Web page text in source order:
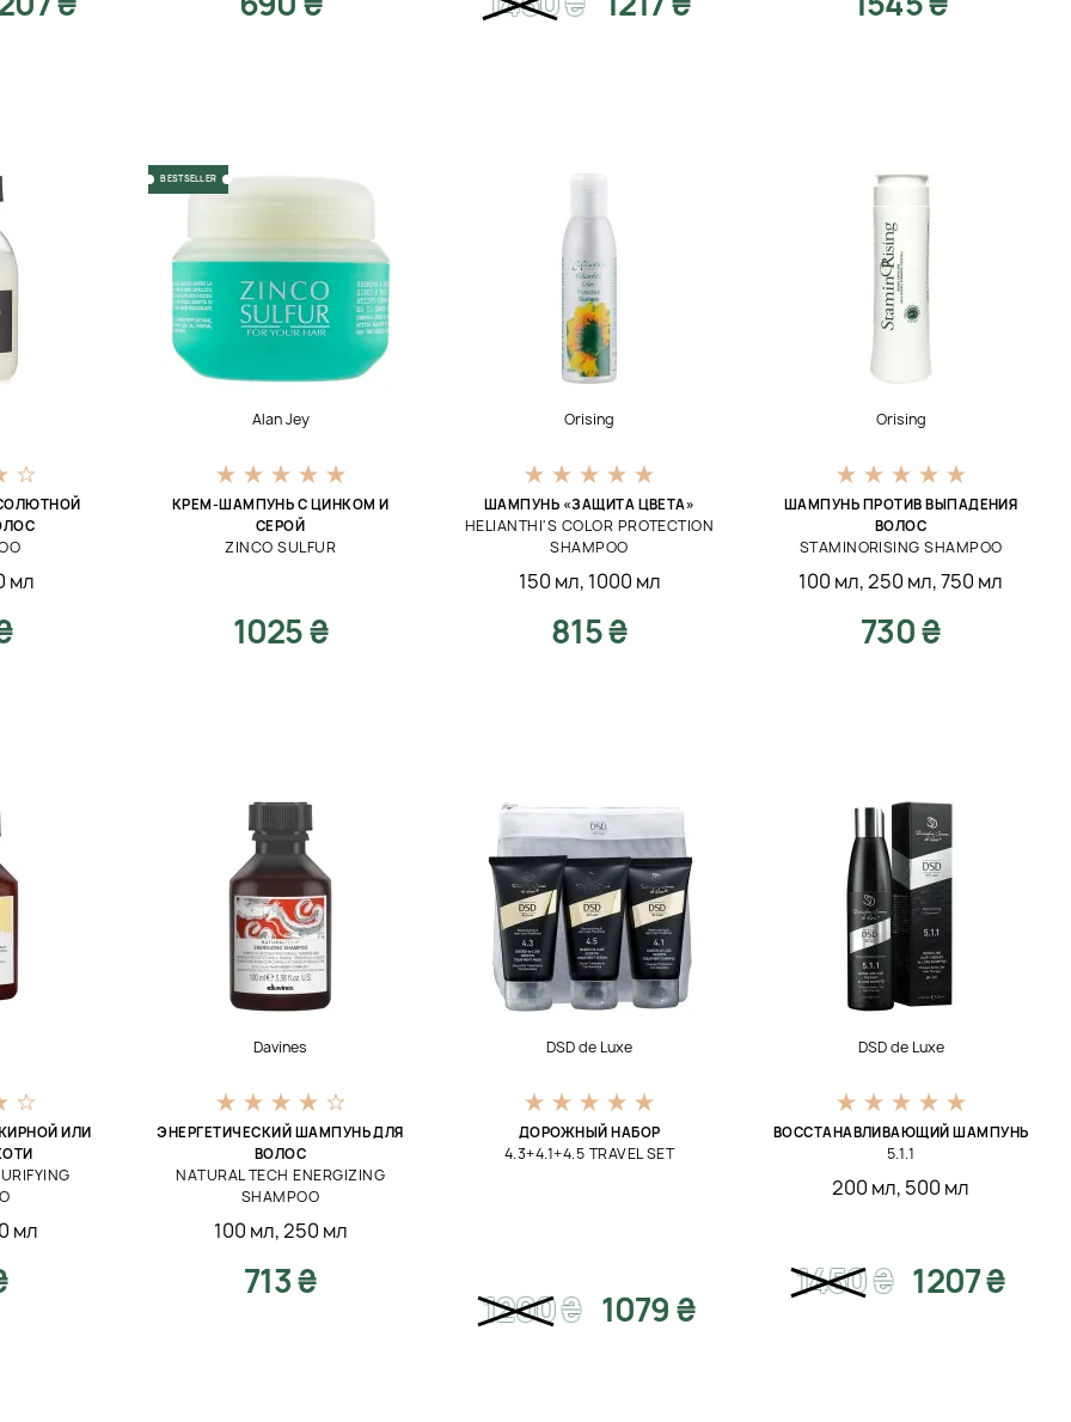
мл
BESTSELLER
Alan Jey
КРЕМ-ШАМПУНЬ С ЦИНКОМ И
СЕРОЙ
ZINCO SULFUR
1025 ₴
Orising
ШАМПУНЬ «ЗАЩИТА ЦВЕТА»
HELIANTHI'S COLOR PROTECTION
SHAMPOO
150 мл, 1000 мл
815 ₴
Orising
ШАМПУНЬ ПРОТИВ ВЫПАДЕНИЯ
ВОЛОС
STAMINORISING SHAMPOO
100 мл,250 мл,750 мл
730 ₴
ИЛИ
мл
Davines
ЭНЕРГЕТИЧЕСКИЙ ШАМПУНЬ ДЛЯ
ВОЛОС
NATURAL TECH ENERGIZING
SHAMPOO
100 мл,250 мл
713 ₴
DSD de Luxe
ДОРОЖНЫЙ НАБОР
4.3+4.1+4.5 TRAVEL SET
1200₴ 1079 ₴
DSD de Luxe
ВОССТАНАВЛИВАЮЩИЙ ШАМПУНЬ
5.1.1
200 мл, 500 мл
1450₴ 1207 ₴